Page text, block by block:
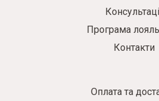
Програма
Контакти
Оплата та